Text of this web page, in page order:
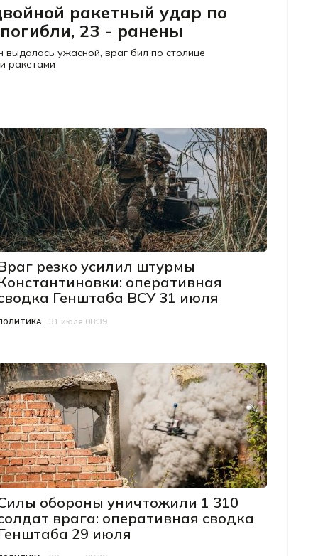
ракетный удар по
23 - ранены
выдалась ужасной, враг бил по столице
ракетами
резко усилил штурмы
оперативная
Генштаба ВСУ 31 июля
публикации
31 июля 08:39
обороны уничтожили 1 310
врага: оперативная сводка
29 июля